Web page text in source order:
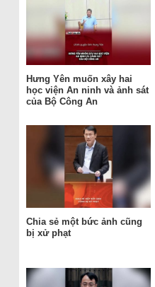
Hưng Yên muốn xây hai
học viện An ninh và ảnh sát
của Bộ Công An
Chia sẻ một bức ảnh cũng
bị xử phạt